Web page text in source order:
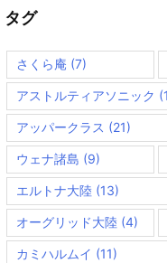
ー
タグ
さくら庵 (7)
アストルティアソニック
アッパークラス (21)
ウェナ諸島 (9)
エルトナ大陸 (13)
オーグリッド大陸 (4)
カミハルムイ (11)